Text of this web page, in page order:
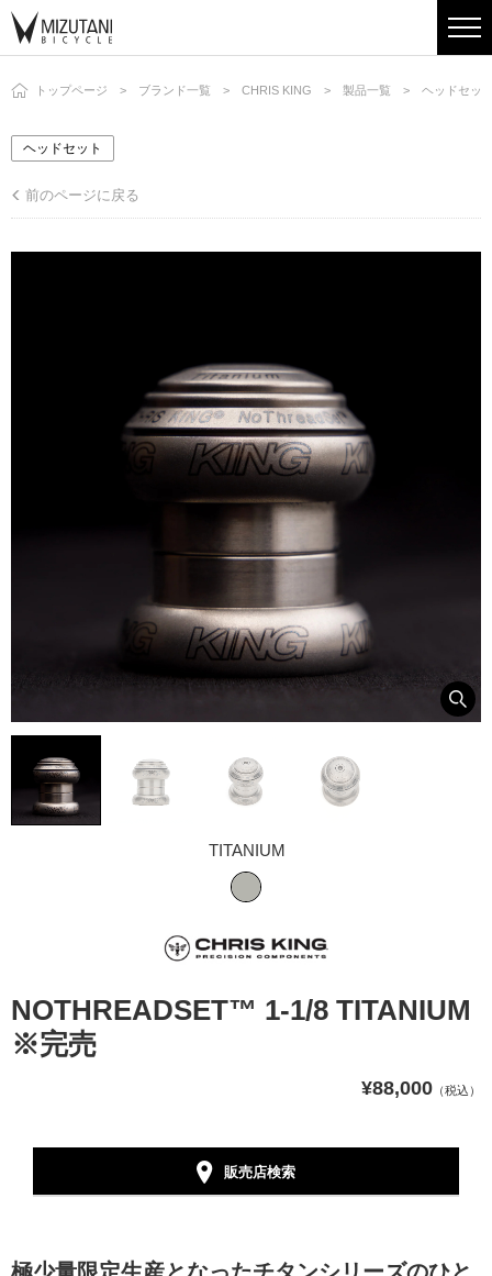
トップページ ブランド一覧 CHRIS KING 製品一覧 ヘッドセッ
ヘッドセット
前のページに戻る
NOTHREADSET™ 1-1/8 TITANIUM
※完売
¥88,000 （税込）
TITANIUM
販売店検索